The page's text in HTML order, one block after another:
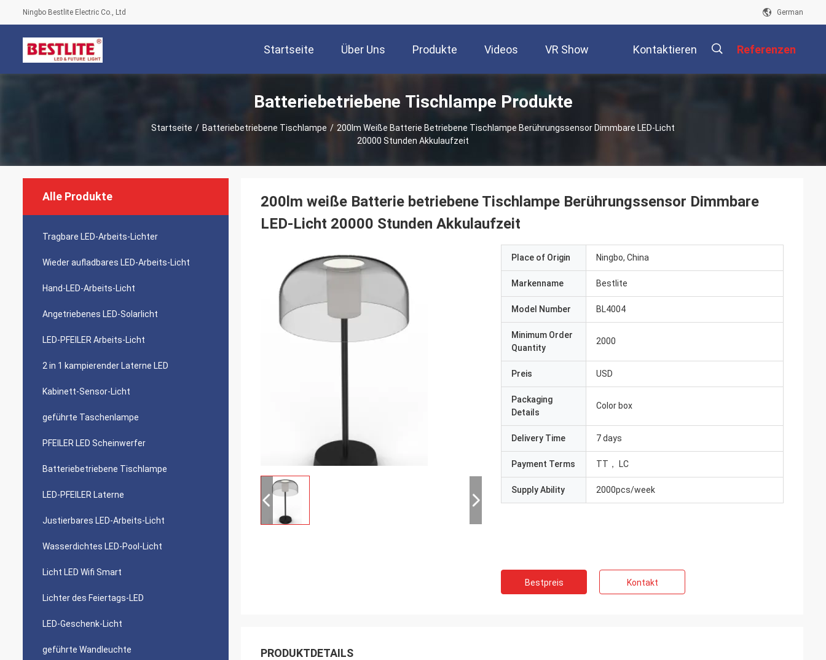
Ningbo Bestlite Electric Co., Ltd German
Startseite Über Uns Produkte Videos VR Show Kontaktieren Referenzen
Batteriebetriebene Tischlampe Produkte
Startseite / Batteriebetriebene Tischlampe / 200lm Weiße Batterie Betriebene Tischlampe Berührungssensor Dimmbare LED-Licht
20000 Stunden Akkulaufzeit
Alle Produkte
Tragbare LED-Arbeits-Lichter
Wieder aufladbares LED-Arbeits-Licht
Hand-LED-Arbeits-Licht
Angetriebenes LED-Solarlicht
LED-PFEILER Arbeits-Licht
2 in 1 kampierender Laterne LED
Kabinett-Sensor-Licht
geführte Taschenlampe
PFEILER LED Scheinwerfer
Batteriebetriebene Tischlampe
LED-PFEILER Laterne
Justierbares LED-Arbeits-Licht
Wasserdichtes LED-Pool-Licht
Licht LED Wifi Smart
Lichter des Feiertags-LED
LED-Geschenk-Licht
geführte Wandleuchte
200lm weiße Batterie betriebene Tischlampe Berührungssensor Dimmbare
LED-Licht 20000 Stunden Akkulaufzeit
Place of Origin Ningbo, China
Markenname Bestlite
Model Number BL4004
Minimum Order
Quantity
2000
Preis USD
Packaging
Details
Color box
Delivery Time 7 days
Payment Terms TT， LC
Supply Ability 2000pcs/week
Bestpreis Kontakt
PRODUKTDETAILS